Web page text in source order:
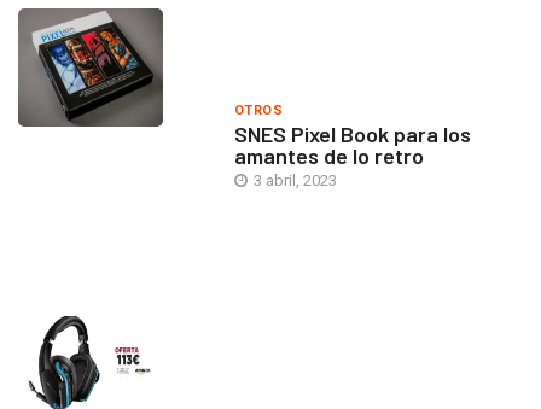
OTROS
SNES Pixel Book para los
amantes de lo retro
3 abril, 2023